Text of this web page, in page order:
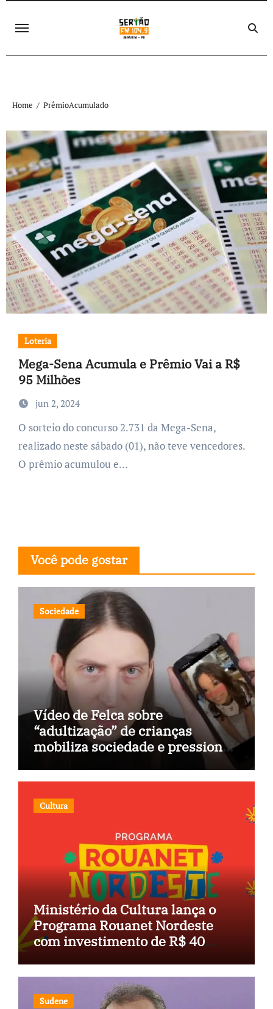
Home PrêmioAcumulado
Loteria
Mega-Sena Acumula e Prêmio Vai a R$
95 Milhões
jun 2, 2024
O sorteio do concurso 2.731 da Mega-Sena,
realizado neste sábado (01), não teve vencedores.
O prêmio acumulou e…
Você pode gostar
Sociedade
Vídeo de Felca sobre
“adultização” de crianças
mobiliza sociedade e pressiona
Cultura
Ministério da Cultura lança o
Programa Rouanet Nordeste
com investimento de R$ 40
Sudene